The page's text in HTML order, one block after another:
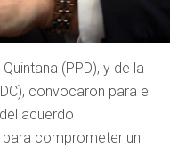
(PPD), y de la
convocaron para el
acuerdo
comprometer un